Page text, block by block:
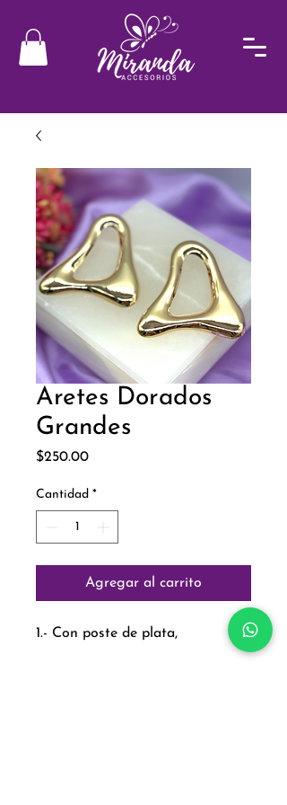
Aretes Dorados
Grandes
$250.00Precio
Cantidad *
Agregar al carrito
1.- Con poste de plata,